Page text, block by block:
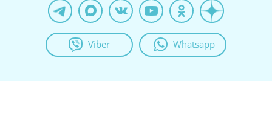
Viber Whatsapp